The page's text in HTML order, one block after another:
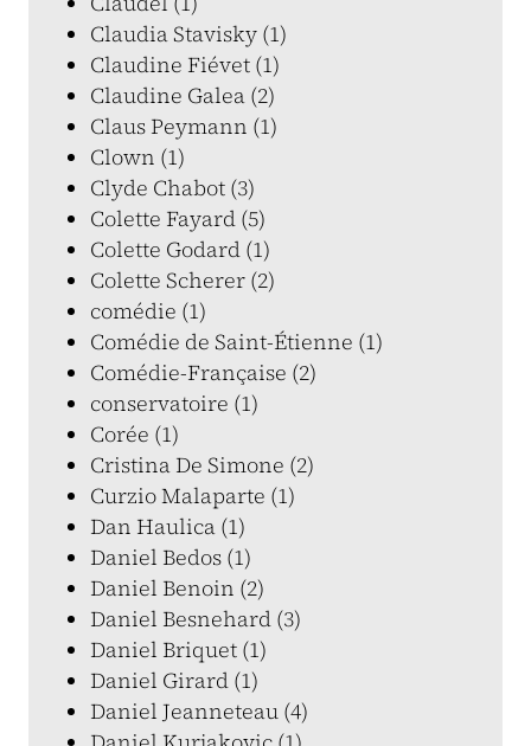
Claudia Stavisky (1)
Claudine Fiévet (1)
Claudine Galea (2)
Claus Peymann (1)
Clown (1)
Clyde Chabot (3)
Colette Fayard (5)
Colette Godard (1)
Colette Scherer (2)
comédie (1)
Comédie de Saint-Étienne (1)
Comédie-Française (2)
conservatoire (1)
Corée (1)
Cristina De Simone (2)
Curzio Malaparte (1)
Dan Haulica (1)
Daniel Bedos (1)
Daniel Benoin (2)
Daniel Besnehard (3)
Daniel Briquet (1)
Daniel Girard (1)
Daniel Jeanneteau (4)